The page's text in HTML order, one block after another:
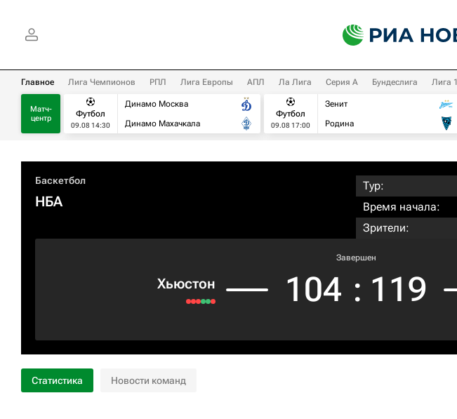
Главное Лига Чемпионов РПЛ Лига Европы АПЛ Ла Лига Серия А Бундеслига Лига 1
Матч-
центр
Футбол
09.08 14:30
Динамо Москва
Динамо Махачкала
Футбол
09.08 17:00
Зенит
Родина
Баскетбол
НБА
Тур:
Время начала:
Зрители:
Хьюстон
Завершен
104 : 119
Статистика Новости команд